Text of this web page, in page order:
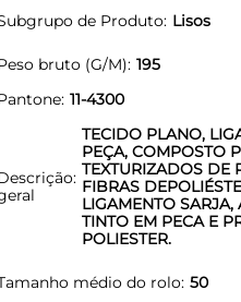
de Produto Lisos
bruto (G/M) 195
11-4300
TECIDO PLANO,
PEÇA, COMPOSTO
TEXTURIZADOS DE
FIBRAS
LIGAMENTO
TINTO EM PECA E
POLIESTER.
médio do rolo 50